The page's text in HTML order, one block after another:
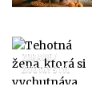
ZDRAVIE /
ŽIVOTNÝ ŠTÝL